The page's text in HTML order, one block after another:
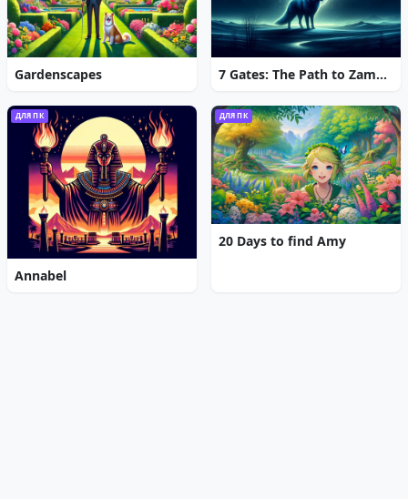
Gardenscapes 7 Gates: The Path to Zamolxes
ДЛЯ ПК
Annabel
ДЛЯ ПК
20 Days to find Amy